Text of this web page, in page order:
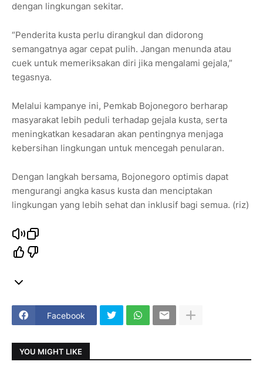
dengan lingkungan sekitar.
“Penderita kusta perlu dirangkul dan didorong
semangatnya agar cepat pulih. Jangan menunda atau
cuek untuk memeriksakan diri jika mengalami gejala,”
tegasnya.
Melalui kampanye ini, Pemkab Bojonegoro berharap
masyarakat lebih peduli terhadap gejala kusta, serta
meningkatkan kesadaran akan pentingnya menjaga
kebersihan lingkungan untuk mencegah penularan.
Dengan langkah bersama, Bojonegoro optimis dapat
mengurangi angka kasus kusta dan menciptakan
lingkungan yang lebih sehat dan inklusif bagi semua. (riz)
Facebook
YOU MIGHT LIKE